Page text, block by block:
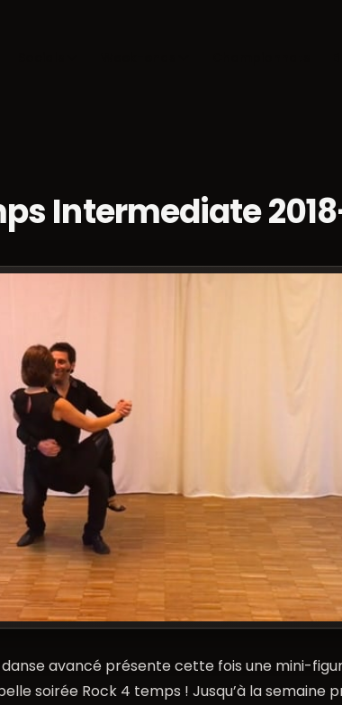
Intermediate
avancé présente cette fois une mini-
soirée Rock 4 temps ! Jusqu’à la semaine